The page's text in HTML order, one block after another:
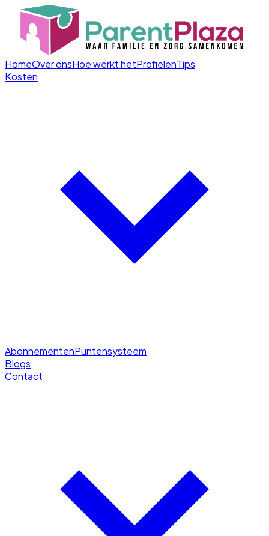
HomeOver onsHoe werkt hetProfielenTips
Kosten
AbonnementenPuntensysteem
Blogs
Contact